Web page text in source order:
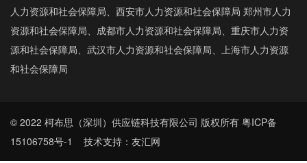
人力资源和社会保障局、西安市人力资源和社会保障局 郑州市人力
资源和社会保障局、成都市人力资源和社会保障局、重庆市人力资
源和社会保障局、武汉市人力资源和社会保障局、上海市人力资源
和社会保障局
© 2022 柯布思（深圳）供应链科技有限公司 版权所有 粤ICP备
15106758号-1
技术支持：友汇网